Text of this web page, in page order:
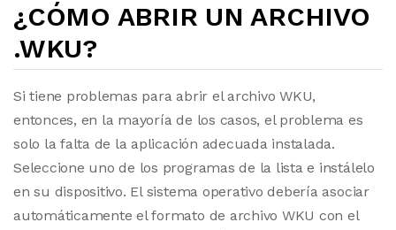
¿CÓMO ABRIR UN ARCHIVO
.WKU?
Si tiene problemas para abrir el archivo WKU,
entonces, en la mayoría de los casos, el problema es
solo la falta de la aplicación adecuada instalada.
Seleccione uno de los programas de la lista e instálelo
en su dispositivo. El sistema operativo debería asociar
automáticamente el formato de archivo WKU con el